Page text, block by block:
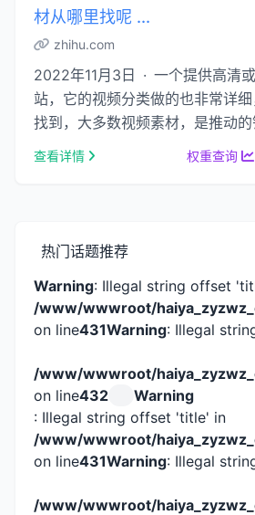
材从哪里找呢 ...
zhihu.com
2022年11月3日 · 一个提供高清
站，它的视频分类做的也非常详
找到，大多数视频素材，是推动
（看下方两个动图就明白了） 大
查看详情 权重查询
热门话题推荐
Warning: Illegal string offset
/www/wwwroot/
on line431Warning: Illegal
/www/wwwroot/
on line432
Warning
: Illegal string offset 'title' in
/www/wwwroot/
on line431Warning: Illegal
/www/wwwroot/